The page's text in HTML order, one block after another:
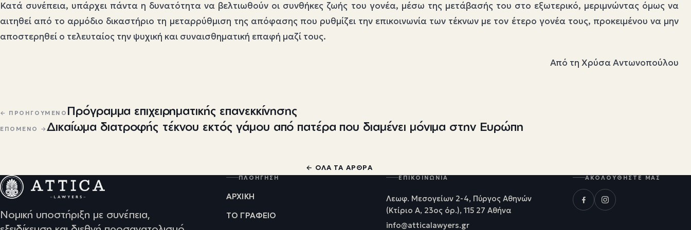
Κατά συνέπεια, υπάρχει πάντα η δυνατότητα να βελτιωθούν οι συνθήκες ζωής του γονέα, μέσω της μετάβασής του στο εξωτερικό, μεριμνώντας όμως να
αιτηθεί από το αρμόδιο δικαστήριο τη μεταρρύθμιση της απόφασης που ρυθμίζει την επικοινωνία των τέκνων με τον έτερο γονέα τους, προκειμένου να μην
αποστερηθεί ο τελευταίος την ψυχική και συναισθηματική επαφή μαζί τους.
Από τη Χρύσα Αντωνοπούλου
Πλοήγηση άρθρων
← ΠΡΟΗΓΟΎΜΕΝΟ Πρόγραμμα επιχειρηματικής επανεκκίνησης
ΕΠΌΜΕΝΟ →Δικαίωμα διατροφής τέκνου εκτός γάμου από πατέρα που διαμένει μόνιμα στην Ευρώπη
← ΌΛΑ ΤΑ ΆΡΘΡΑ
Νομική υποστήριξη με συνέπεια,
ΠΛΟΉΓΗΣΗ
ΑΡΧΙΚΉ
ΤΟ ΓΡΑΦΕΊΟ
ΕΠΙΚΟΙΝΩΝΊΑ
Λεωφ. Μεσογείων 2-4, Πύργος Αθηνών
(Κτίριο Α, 23ος όρ.), 115 27 Αθήνα
info@atticalawyers.gr
ΑΚΟΛΟΥΘΉΣΤΕ ΜΑΣ